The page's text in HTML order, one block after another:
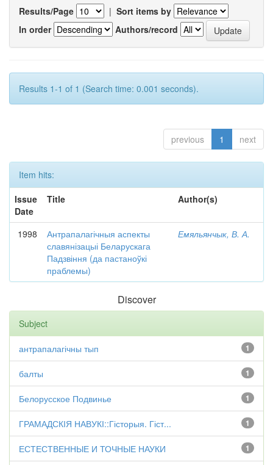
Results/Page | Sort items by
In order
Authors/record
Results 1-1 of 1 (Search time: 0.001 seconds).
previous 1 next
Item hits:
Issue
Date
Title Author(s)
1998
Антрапалагічныя аспекты
славянізацыі Беларускага
Падзвіння (да пастаноўкі
праблемы)
Емяльянчык, В. А.
Discover
Subject
1
антрапалагічны тып
1
балты
1
Белорусское Подвинье
1
ГРАМАДСКІЯ НАВУКІ::Гісторыя. Гіст...
1
ЕСТЕСТВЕННЫЕ И ТОЧНЫЕ НАУКИ